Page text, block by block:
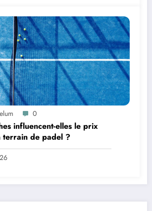
0
influencent-elles le prix
terrain de padel ?